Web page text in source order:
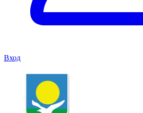
Вход